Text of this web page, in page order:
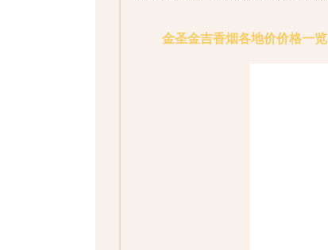
金圣金吉香烟各地价价格一览